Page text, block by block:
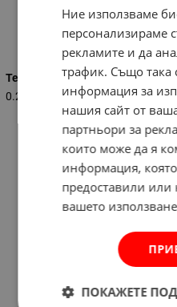
Тегло (кг.)
0.250
Ние използваме
персонализираме
рекламите и да
трафик. Също така
информация за
нашия сайт от
партньори за
които може да я
информация,
предоставили или
вашето
ПОКАЖЕТЕ